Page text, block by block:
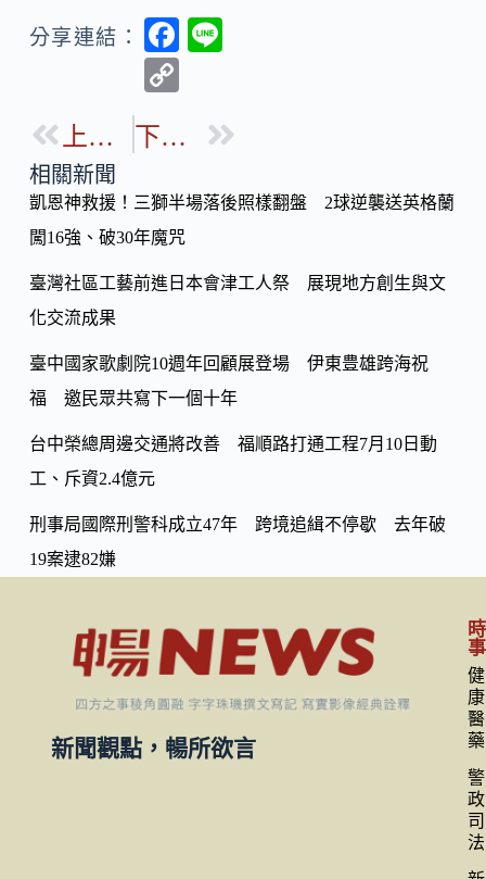
分享連結：
F
b
o
k
p
Li
n
k
上一篇 下一篇
相關新聞
凱恩神救援！三獅半場落後照樣翻盤 2球逆襲送英格蘭
闖16強、破30年魔咒
臺灣社區工藝前進日本會津工人祭 展現地方創生與文
化交流成果
臺中國家歌劇院10週年回顧展登場 伊東豊雄跨海祝
福 邀民眾共寫下一個十年
台中榮總周邊交通將改善 福順路打通工程7月10日動
工、斥資2.4億元
刑事局國際刑警科成立47年 跨境追緝不停歇 去年破
19案逮82嫌
新聞觀點，暢所欲言
時
事
健
康
醫
藥
警
政
司
法